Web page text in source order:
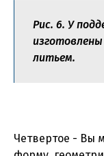
Рис. 6. У
литьем.
Четвертое - Вы